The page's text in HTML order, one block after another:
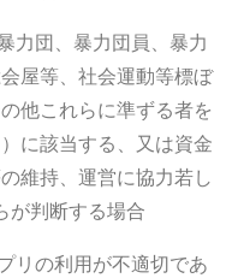
力団、暴力団員、暴力
屋等、社会運動等標ぼ
他これらに準ずる者を
に該当する、又は資金
維持、運営に協力若し
が判断する場合
リの利用が不適切であ